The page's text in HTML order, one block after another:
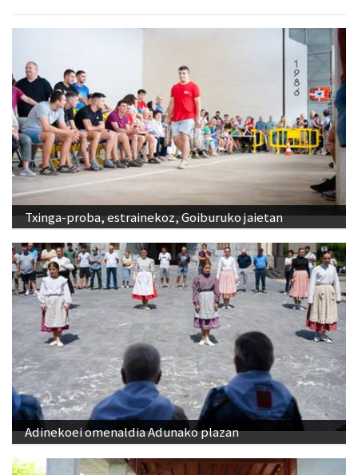
Txinga-proba, estrainekoz, Goiburuko jaietan
Adinekoei omenaldia Adunako plazan